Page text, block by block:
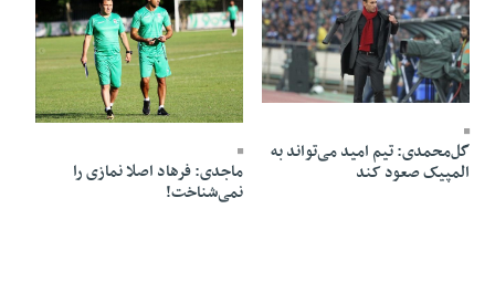
19 Mehr 1398 - 22:24
گل‌محمدی: تیم امید می‌تواند به
المپیک صعود کند
15 Mehr 1398 - 15:05
ماجدی: فرهاد اصلا نمازی را
نمی‌شناخت!